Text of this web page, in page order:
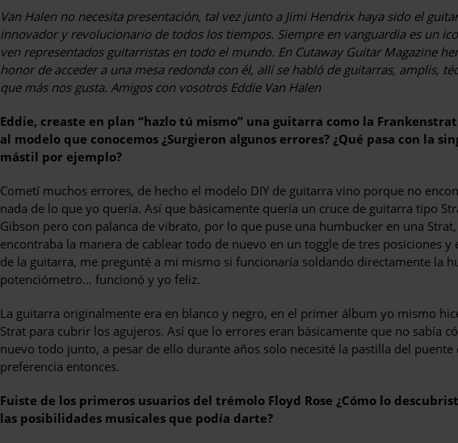
Van Halen no necesita presentación, tal vez junto a Jimi Hendrix haya sido el
innovador y revolucionario de todos los tiempos. Siempre en vanguardia es un
ven representados guitarristas en todo el mundo. En Cutaway Guitar Magazine
honor de acceder a una mesa redonda con él, allí se habló de guitarras, amplis,
que más nos gusta. Amigos con vosotros Eddie Van Halen
Eddie, creaste en plan “hazlo tú mismo” una guitarra como la
al modelo que conocemos ¿Surgieron algunos errores? ¿Qué pasa con la
mástil por ejemplo?
Cometí muchos errores, de hecho el modelo DIY de guitarra vino porque no
nada de lo que yo quería. Así que básicamente quería un cruce de guitarra tipo
Gibson pero con palanca de vibrato, por lo que puse una humbucker en una
encontraba la manera de cablear todo de nuevo en un toggle de tres posiciones y
de la guitarra, me pregunté a mi mismo si funcionaría soldando directamente la
potenciómetro… funcionó y yo feliz.
La guitarra originalmente era en blanco y negro, en el primer álbum yo mismo
Strat para cubrir los agujeros. Así que lo errores eran básicamente que no sabía
nuevo todo junto, a pesar de ello durante años solo necesité la pastilla del puente
preferencia entonces.
Fuiste de los primeros usuarios del trémolo Floyd Rose ¿Cómo lo
las posibilidades musicales que podía darte?